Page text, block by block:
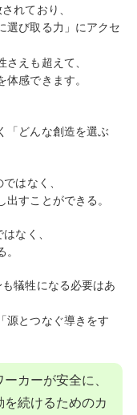
れており、
選び取る力」にアクセ
えも超えて、
感できます。
「どんな創造を選ぶ
はなく、
すことができる。
なく、
犠牲になる必要はあ
源とつなぐ導きをす
カーが安全に、
続けるためのカ